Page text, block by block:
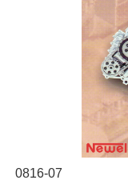
0816-07